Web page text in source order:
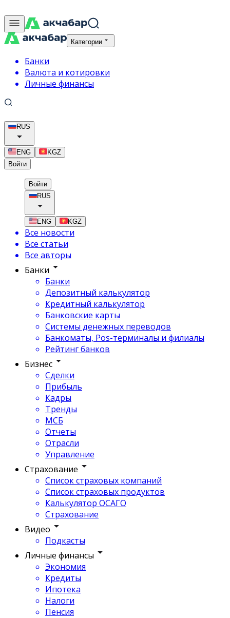
Категории
Банки
Валюта и котировки
Личные финансы
RUS
ENG
KGZ
Войти
Войти
RUS
ENG KGZ
Все новости
Все статьи
Все авторы
Банки
Банки
Депозитный калькулятор
Кредитный калькулятор
Банковские карты
Системы денежных переводов
Банкоматы, Pos-терминалы и филиалы
Рейтинг банков
Бизнес
Сделки
Прибыль
Кадры
Тренды
МСБ
Отчеты
Отрасли
Управление
Страхование
Список страховых компаний
Список страховых продуктов
Калькулятор ОСАГО
Страхование
Видео
Подкасты
Личные финансы
Экономия
Кредиты
Ипотека
Налоги
Пенсия